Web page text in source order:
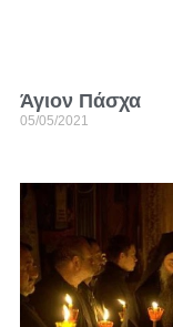
Άγιον Πάσχα
05/05/2021